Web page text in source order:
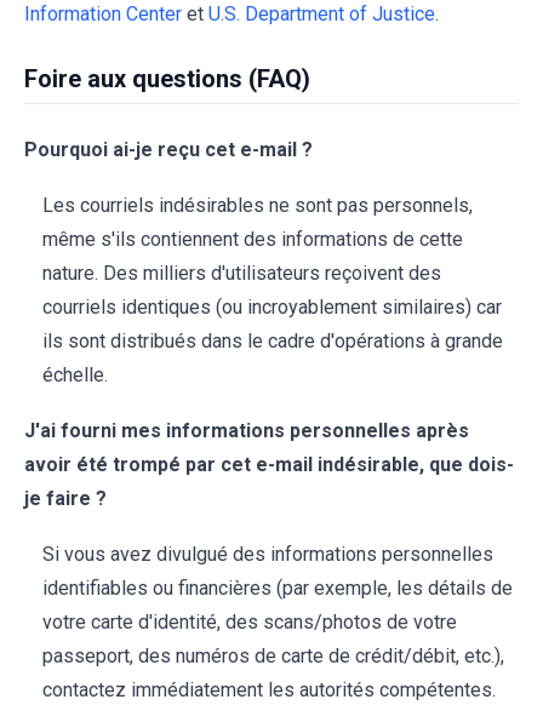
Information Center et U.S. Department of Justice.
Foire aux questions (FAQ)
Pourquoi ai-je reçu cet e-mail ?
Les courriels indésirables ne sont pas personnels,
même s'ils contiennent des informations de cette
nature. Des milliers d'utilisateurs reçoivent des
courriels identiques (ou incroyablement similaires) car
ils sont distribués dans le cadre d'opérations à grande
échelle.
J'ai fourni mes informations personnelles après
avoir été trompé par cet e-mail indésirable, que dois-
je faire ?
Si vous avez divulgué des informations personnelles
identifiables ou financières (par exemple, les détails de
votre carte d'identité, des scans/photos de votre
passeport, des numéros de carte de crédit/débit, etc.),
contactez immédiatement les autorités compétentes.